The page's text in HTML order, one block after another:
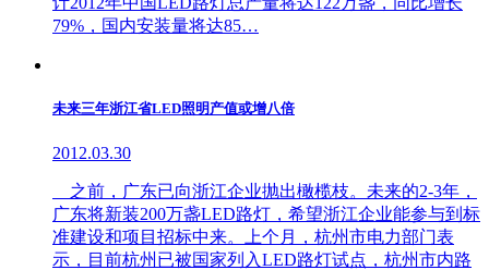
79%，国内安装量将达85…
未来三年浙江省LED照明产值或增八倍
2012.03.30
之前，广东已向浙江企业抛出橄榄枝。未来的2-3年，
广东将新装200万盏LED路灯，希望浙江企业能参与到标
准建设和项目招标中来。上个月，杭州市电力部门表
示，目前杭州已被国家列入LED路灯试点，杭州市内路